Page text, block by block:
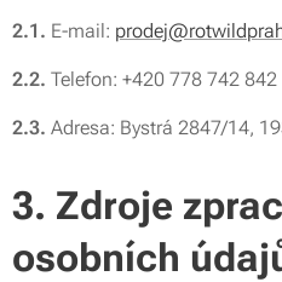
2.1. E-mail:
2.2. Telefon: +420 778 742 842
2.3. Adresa: Bystrá 2847/14,
3. Zdroje
osobních